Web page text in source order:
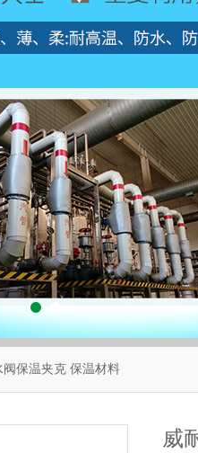
阀保温夹克 保温材料
威